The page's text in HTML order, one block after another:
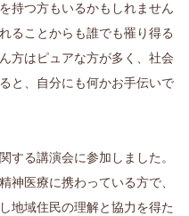
持つ方もいるかもしれません
ることからも誰でも罹り得る
方はピュアな方が多く、社会
と、自分にも何かお手伝いで
する講演会に参加しました。
神医療に携わっている方で、
地域住民の理解と協力を得た